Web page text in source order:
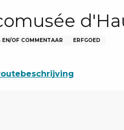
EN/OF COMMENTAAR ERFGOED